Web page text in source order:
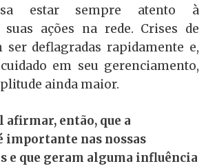
estar sempre atento à
suas ações na rede. Crises de
ser deflagradas rapidamente e,
em seu gerenciamento,
ainda maior.
afirmar, então, que a
nas nossas
e que geram alguma influência